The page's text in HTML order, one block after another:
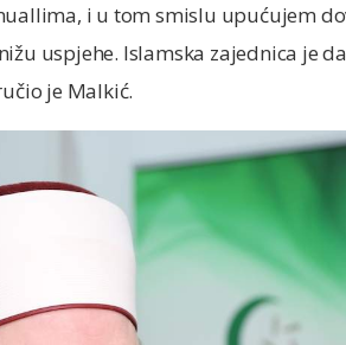
i u tom smislu upućujem
uspjehe. Islamska zajednica je
je Malkić.